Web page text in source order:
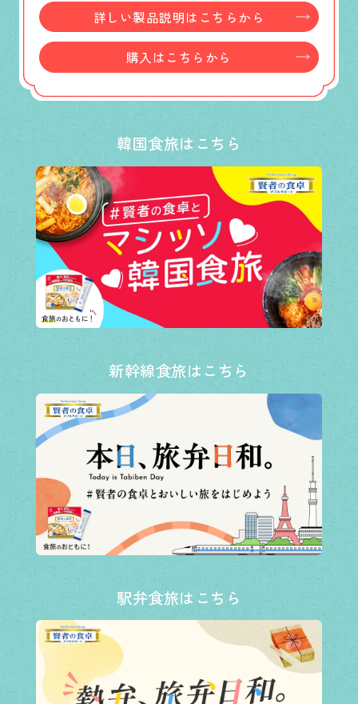
詳しい製品説明はこちらから
購入はこちらから
韓国食旅はこちら
新幹線食旅はこちら
駅弁食旅はこちら